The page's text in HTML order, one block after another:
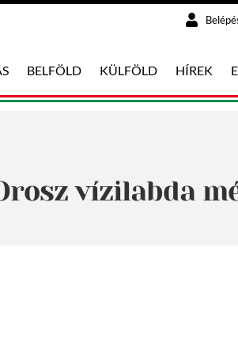
BELFÖLD KÜLFÖLD HÍREK
vízilabda